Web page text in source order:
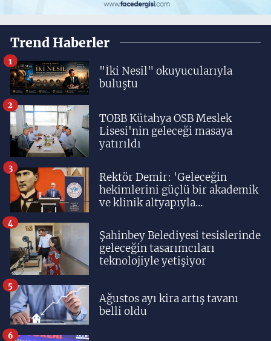
Trend Haberler
"İki Nesil" okuyucularıyla
buluştu
1
TOBB Kütahya OSB Meslek
Lisesi'nin geleceği masaya
yatırıldı
2
Rektör Demir: 'Geleceğin
hekimlerini güçlü bir akademik
ve klinik altyapıyla
3
Şahinbey Belediyesi tesislerinde
geleceğin tasarımcıları
teknolojiyle yetişiyor
4
Ağustos ayı kira artış tavanı
belli oldu
5
6